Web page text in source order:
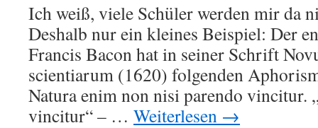
Ich weiß, viele Schüler werden mir da
Deshalb nur ein kleines Beispiel: Der
Francis Bacon hat in seiner Schrift
scientiarum (1620) folgenden
Natura enim non nisi parendo vincitur.
vincitur“ – … Weiterlesen →